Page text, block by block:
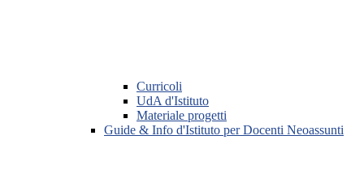
Curricoli
UdA d'Istituto
Materiale progetti
Guide & Info d'Istituto per Docenti Neoassunti